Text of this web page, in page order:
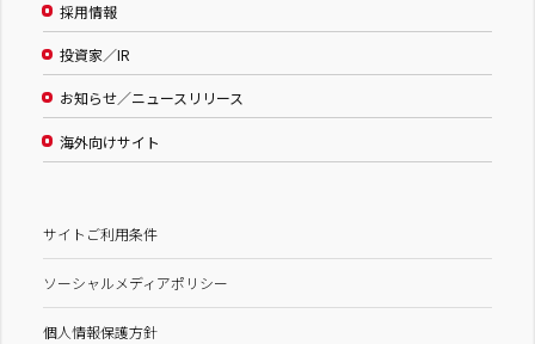
採用情報
投資家／IR
お知らせ／ニュースリリース
海外向けサイト
サイトご利用条件
ソーシャルメディアポリシー
個人情報保護方針